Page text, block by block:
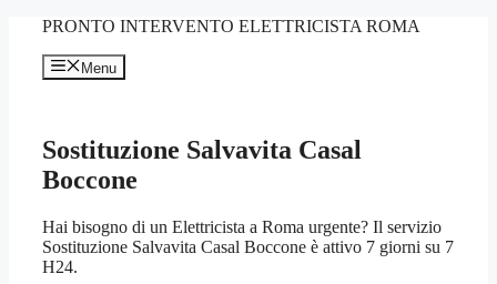
PRONTO INTERVENTO ELETTRICISTA ROMA
Menu
Sostituzione Salvavita Casal
Boccone
Hai bisogno di un Elettricista a Roma urgente? Il servizio
Sostituzione Salvavita Casal Boccone è attivo 7 giorni su 7
H24.